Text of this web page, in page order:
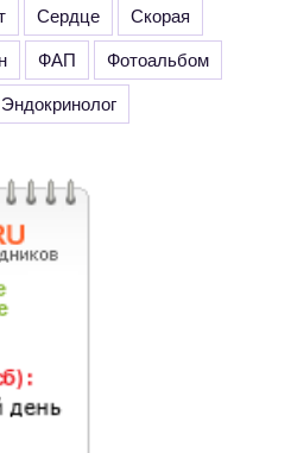
Сердце
Скорая
ФАП
Фотоальбом
Эндокринолог